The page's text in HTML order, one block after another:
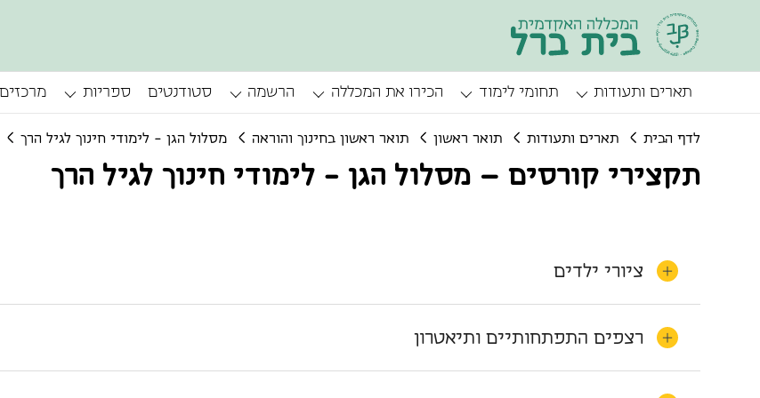
תארים ותעודות תחומי לימוד הכירו את המכללה הרשמה סטודנטים ספריות
לדף הבית תארים ותעודות תואר ראשון תואר ראשון בחינוך והוראה מסלול הגן - לימודי חינוך לגיל הרך
תקצירי קורסים – מסלול הגן - לימודי חינוך לגיל הרך
ציורי ילדים
רצפים התפתחותיים ותיאטרון